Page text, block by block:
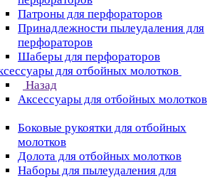
Патроны для перфораторов
Принадлежности пылеудаления для
перфораторов
Шаберы для перфораторов
для отбойных молотков
Назад
Аксессуары для отбойных молотков
Боковые рукоятки для отбойных
молотков
Долота для отбойных молотков
Наборы для пылеудаления для